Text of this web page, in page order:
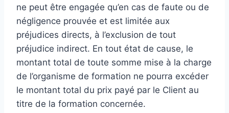
ne peut être engagée qu’en cas de faute ou de
négligence prouvée et est limitée aux
préjudices directs, à l’exclusion de tout
préjudice indirect. En tout état de cause, le
montant total de toute somme mise à la charge
de l’organisme de formation ne pourra excéder
le montant total du prix payé par le Client au
titre de la formation concernée.